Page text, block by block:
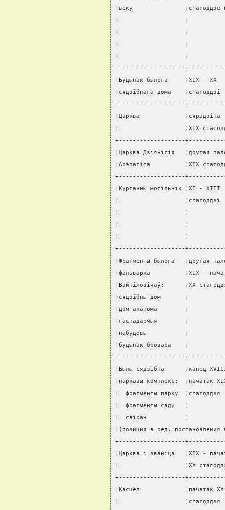
¦веку
¦                   ¦
¦                   ¦
¦                   ¦
¦                   ¦
+-------------------
¦Будынак былога     ¦XIX -
¦сядзiбнага дома
+-------------------
¦Царква
¦                   ¦XIX
+-------------------
¦Царква Дзiянiсiя   ¦другая
¦Арэпагiта          ¦XIX
+-------------------
¦Курганны могiльнiк ¦XI -
¦                   ¦стагоддзi
¦                   ¦
¦                   ¦
¦                   ¦
+-------------------
¦Фрагменты былога   ¦другая
¦фальварка          ¦XIX -
¦Вайнiловiчаў:      ¦XX
¦сядзiбны дом       ¦
¦дом аканома        ¦
¦гаспадарчыя        ¦
¦пабудовы           ¦
¦будынак бровара    ¦
+-------------------
¦Былы сядзiбна-     ¦канец
¦паркавы комплекс:
¦  фрагменты парку
¦  фрагменты саду   ¦
¦  свiран           ¦
¦(позиция в ред.
+-------------------
¦Царква i званiца   ¦XIX -
¦                   ¦XX
+-------------------
¦Касцёл             ¦пачатак
¦